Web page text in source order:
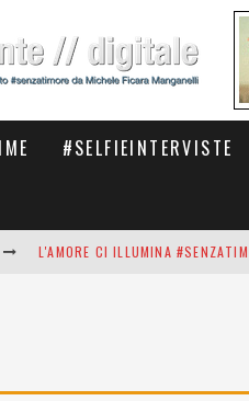
#SELFIEINTERVISTE
L'AMORE CI ILLUMINA
THE NEW #ASICS #RUNNING